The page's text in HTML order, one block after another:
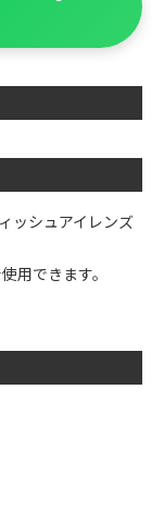
10/3 10/4
10/10 10/11
10/17
◎
10/18
◎
◎
ッシュアイレンズ
用できます。